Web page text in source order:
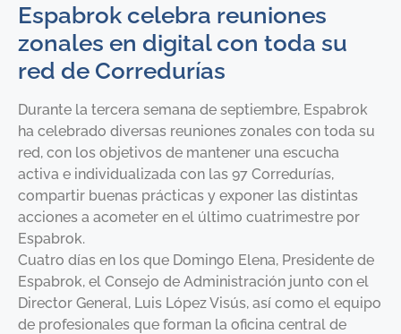
Espabrok celebra reuniones
zonales en digital con toda su
red de Corredurías
Durante la tercera semana de septiembre, Espabrok
ha celebrado diversas reuniones zonales con toda su
red, con los objetivos de mantener una escucha
activa e individualizada con las 97 Corredurías,
compartir buenas prácticas y exponer las distintas
acciones a acometer en el último cuatrimestre por
Espabrok.
Cuatro días en los que Domingo Elena, Presidente de
Espabrok, el Consejo de Administración junto con el
Director General, Luis López Visús, así como el equipo
de profesionales que forman la oficina central de